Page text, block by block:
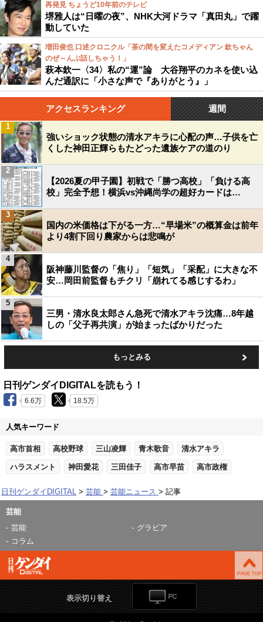
再発見 ちょうど10年前のテレビ
堺雅人は“日曜の夜”、NHK大河ドラマ「真田丸」で躍
動していた
増田俊也 口述クロニクル「茶の間を変えたコメディアン 欽ちゃん
のぜ～んぶ話しちゃう！」
萩本欽一〈34〉私の“運”論 大谷翔平のカネを使い込
んだ通訳に「小さな声で『ありがとう』」
アクセスランキング 週間
強いショック状態の清水アキラに心配の声…子供を亡
くした神田正輝らもたどった遺族ケアの道のり
1
【2026夏の甲子園】初戦で「勝つ高校」「負ける高
校」完全予想！横浜vs沖縄尚学の超好カードは…
2
国内の米価格は下がる一方…“早場米”の概算金は前年
より4割下回り農家からは悲鳴が
3
阪神藤川監督の「焦り」「短気」「采配」に大きな不
安…岡田前監督もチクリ「崩れてる感じするわ」
4
三男・清水良太郎さん急死で清水アキラ沈痛…8年越
しの「父子再共演」が始まったばかりだった
5
もっとみる
日刊ゲンダイDIGITALを読もう！
6.6万 18.5万
人気キーワード
高市首相 高校野球 三山凌輝 青木歌音 清水アキラ
ハラスメント 神田愛花 三田佳子 高市早苗 高市政権
日刊ゲンダイDIGITAL 芸能 芸能ニュース 記事
芸能
芸能
グラビア
コラム
表示切り替え